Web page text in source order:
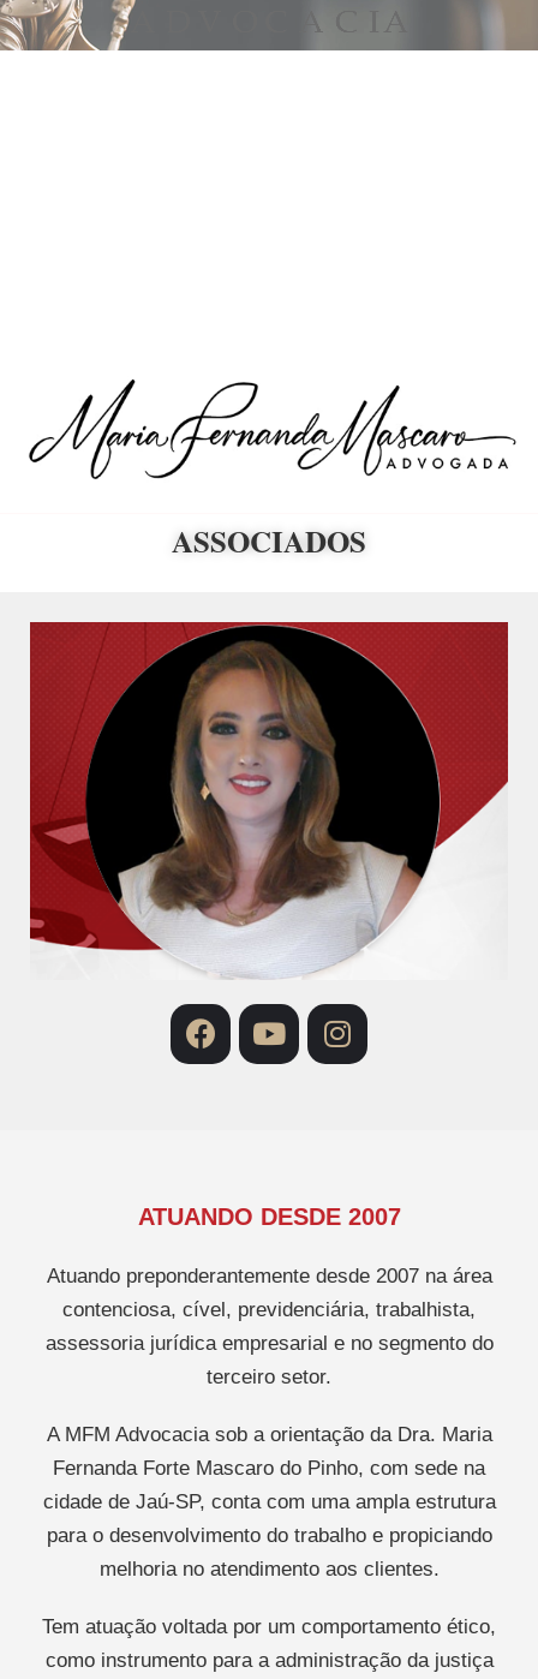
ASSOCIADOS
ATUANDO DESDE 2007
Atuando preponderantemente desde 2007 na área
contenciosa, cível, previdenciária, trabalhista,
assessoria jurídica empresarial e no segmento do
terceiro setor.
A MFM Advocacia sob a orientação da Dra. Maria
Fernanda Forte Mascaro do Pinho, com sede na
cidade de Jaú-SP, conta com uma ampla estrutura
para o desenvolvimento do trabalho e propiciando
melhoria no atendimento aos clientes.
Tem atuação voltada por um comportamento ético,
como instrumento para a administração da justiça